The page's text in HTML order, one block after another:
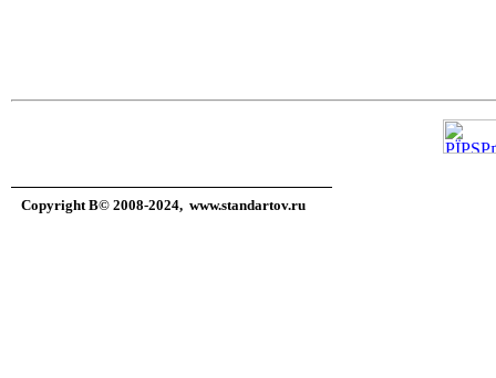
Copyright В© 2008-2024, www.standartov.ru